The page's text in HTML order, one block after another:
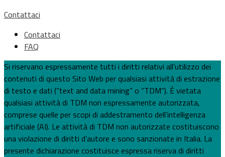
Contattaci
Contattaci
FAQ
Si riservano espressamente tutti i diritti relativi all’utilizzo dei
contenuti di questo Sito Web per qualsiasi attività di estrazione
di testo e dati (“text and data mining” o “TDM”). È vietata
qualsiasi attività di TDM non espressamente autorizzata,
comprese quelle per scopi di addestramento dell’intelligenza
artificiale (AI). Le attività di TDM non autorizzate costituiscono
una violazione di diritti d’autore e sono sanzionate in Italia. La
presente dichiarazione costituisce espressa riserva di diritti